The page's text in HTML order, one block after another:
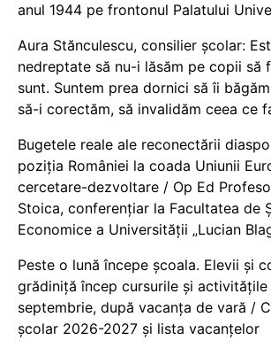
anul 1944 pe frontonul Palatului
Aura Stănculescu, consilier școlar:
nedreptate să nu-i lăsăm pe copii să
sunt. Suntem prea dornici să îi
să-i corectăm, să invalidăm ceea ce
Bugetele reale ale reconectării
poziția României la coada Uniunii
cercetare-dezvoltare / Op Ed
Stoica, conferențiar la Facultatea de
Economice a Universității „Lucian
Peste o lună începe școala. Elevii și
grădiniță încep cursurile și activitățile
septembrie, după vacanța de vară /
școlar 2026-2027 și lista vacanțelor